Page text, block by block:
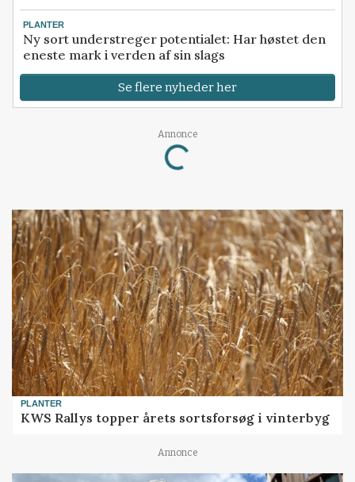
PLANTER
Ny sort understreger potentialet: Har høstet den
eneste mark i verden af sin slags
Se flere nyheder her
Annonce
Loading...
PLANTER
KWS Rallys topper årets sortsforsøg i vinterbyg
Annonce